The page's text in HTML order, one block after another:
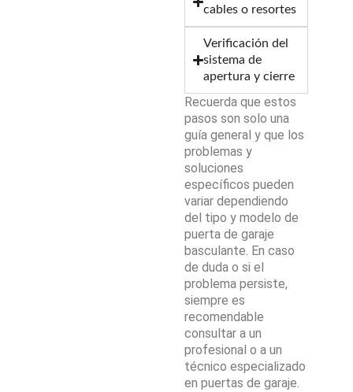
cables o resortes
Verificación del
sistema de
apertura y cierre
Recuerda que estos
pasos son solo una
guía general y que los
problemas y
soluciones
específicos pueden
variar dependiendo
del tipo y modelo de
puerta de garaje
basculante. En caso
de duda o si el
problema persiste,
siempre es
recomendable
consultar a un
profesional o a un
técnico especializado
en puertas de garaje.